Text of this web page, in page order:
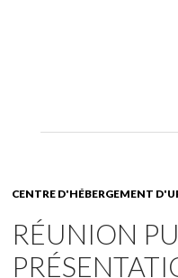
CENTRE D'HÉBERGEMENT
RÉUNION